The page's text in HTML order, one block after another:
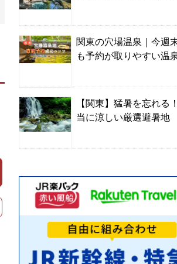
関東の穴場温泉｜今週
も予約が取りやすい温
【関東】猛暑を忘れる
当に涼しい厳選避暑地